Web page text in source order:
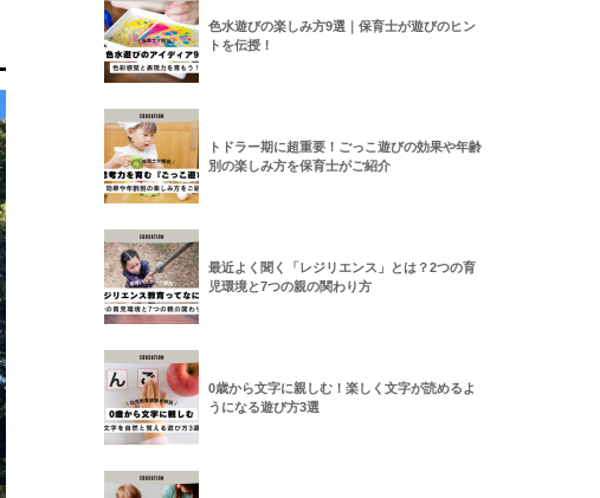
色水遊びの楽しみ方9選｜保育士が遊びのヒン
トを伝授！
トドラー期に超重要！ごっこ遊びの効果や年齢
別の楽しみ方を保育士がご紹介
最近よく聞く「レジリエンス」とは？2つの育
児環境と7つの親の関わり方
0歳から文字に親しむ！楽しく文字が読めるよ
うになる遊び方3選